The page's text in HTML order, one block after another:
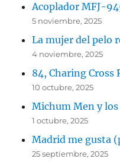
Acoplador MFJ-
5 noviembre, 2025
La mujer del pelo
4 noviembre, 2025
84, Charing Cross
10 octubre, 2025
Michum Men y
1 octubre, 2025
Madrid me gusta
25 septiembre, 2025